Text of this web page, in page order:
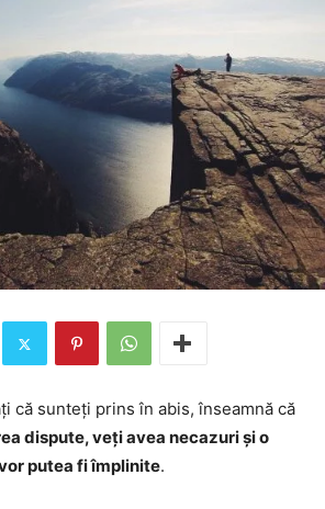
că sunteți prins în abis, înseamnă că
dispute, veți avea necazuri și o
putea fi împlinite.